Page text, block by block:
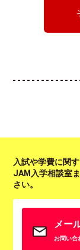
入試や学費に関
JAM入学相談室
さい。
メー
お問い合